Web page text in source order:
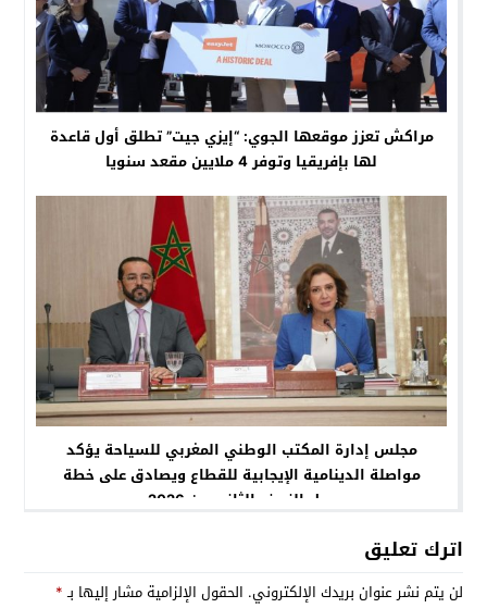
مراكش تعزز موقعها الجوي: “إيزي جيت” تطلق أول قاعدة
لها بإفريقيا وتوفر 4 ملايين مقعد سنويا
مجلس إدارة المكتب الوطني المغربي للسياحة يؤكد
مواصلة الدينامية الإيجابية للقطاع ويصادق على خطة
عمل النصف الثاني من 2026
اترك تعليق
لن يتم نشر عنوان بريدك الإلكتروني. الحقول الإلزامية مشار إليها بـ*